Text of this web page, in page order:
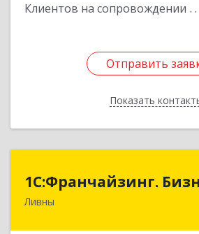
Клиентов на сопровождении
Отправить
Показать
Отправить
Назад
1C:Франчайзинг.
Ливны
1C:Франчайзинг.
303851, Орловская обл,